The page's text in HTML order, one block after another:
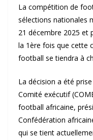
La compétition de
sélections nationales
21 décembre 2025 et
la 1ère fois que cette
football se tiendra à
La décision a été
Comité exécutif
football africaine,
Confédération
qui se tient